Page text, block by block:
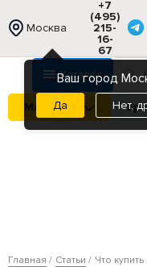
Москва
Ваш город
Нет,
+7
(495)
215-
16-
67
Каталог
Магазины
Главная Статьи Что